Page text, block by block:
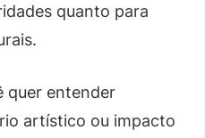
quanto para
quer entender
artístico ou impacto